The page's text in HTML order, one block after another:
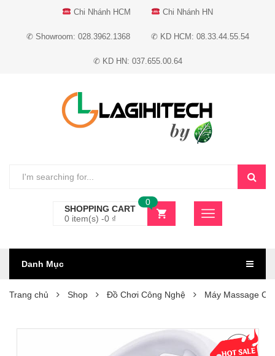
Chi Nhánh HCM Chi Nhánh HN
✆ Showroom: 028.3962.1368 ✆ KD HCM: 08.33.44.55.54
✆ KD HN: 037.655.00.64
SHOPPING CART
0 item(s) -0 ₫
0
Danh Mục
Trang chủ Shop Đồ Chơi Công Nghệ Máy Massage